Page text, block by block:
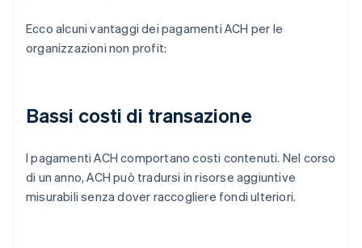
Ecco alcuni vantaggi dei pagamenti ACH per le
organizzazioni non profit:
Bassi costi di transazione
I pagamenti ACH comportano costi contenuti. Nel corso
di un anno, ACH può tradursi in risorse aggiuntive
misurabili senza dover raccogliere fondi ulteriori.